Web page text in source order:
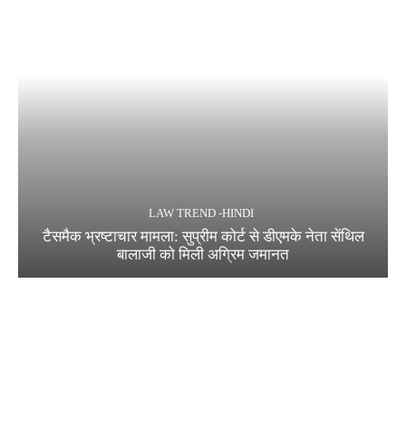
LAW TREND -HINDI
टैसमैक भ्रष्टाचार मामला: सुप्रीम कोर्ट से डीएमके नेता सेंथिल
बालाजी को मिली अग्रिम जमानत